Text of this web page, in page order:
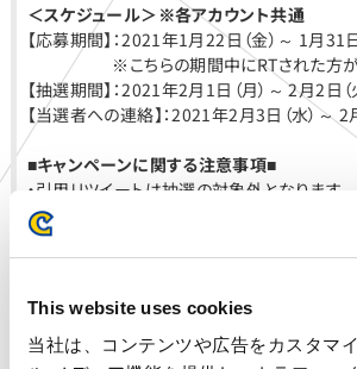
This website uses cookies
当社は、コンテンツや広告をカスタマ
＜スケジュール＞※各アカウント共通
【応募期間】：2021 年1 月22日（金）～ 1 月31
※ こちらの期間中にRTされた方
【抽選期間】：2021 年2月 1 日（月）～2月2 日
【当選者への連絡】：2021 年2月3日（水）～ 2
■キャンペーンに関する注意事項■
・引用リツイートは抽選の対象外となります。
・本キャンペーンの応募には、対象となる各
するツイートのリツイートが必要となります。
・本プレゼント企画には対象となる公式
・抽選前に各対象の公式Twitter
た場合、抽選の対象外となります。
・当選者の発表は当選者への連絡をもって代